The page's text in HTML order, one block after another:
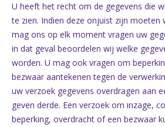
U heeft het recht om de gegevens die
te zien. Indien deze onjuist zijn moeten
mag ons op elk moment vragen uw
in dat geval beoordelen wij welke
worden. U mag ook vragen om
bezwaar aantekenen tegen de
uw verzoek gegevens overdragen aan
geven derde. Een verzoek om inzage,
beperking, overdracht of een bezwaar